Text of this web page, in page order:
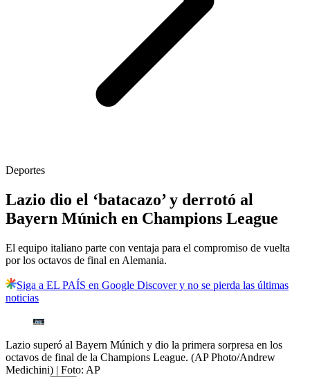
Deportes
Lazio dio el ‘batacazo’ y derrotó al
Bayern Múnich en Champions League
El equipo italiano parte con ventaja para el compromiso de vuelta
por los octavos de final en Alemania.
Siga a EL PAÍS en Google Discover y no se pierda las últimas
noticias
Lazio superó al Bayern Múnich y dio la primera sorpresa en los
octavos de final de la Champions League. (AP Photo/Andrew
Medichini) | Foto: AP